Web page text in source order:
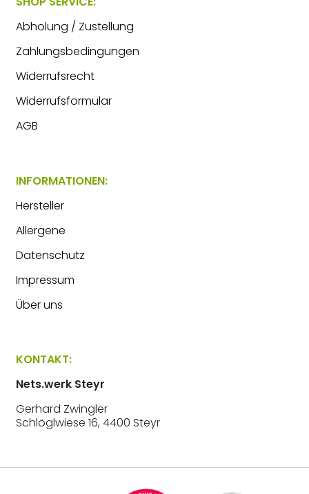
Abholung / Zustellung
Zahlungsbedingungen
Widerrufsrecht
Widerrufsformular
AGB
INFORMATIONEN:
Hersteller
Allergene
Datenschutz
Impressum
Über uns
KONTAKT:
Nets.werk Steyr
Gerhard Zwingler
Schlöglwiese 16, 4400 Steyr